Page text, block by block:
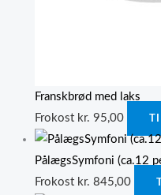
Franskbrød med laks
Frokost kr. 95,00
PålægsSymfoni (ca.12
Frokost kr. 845,00